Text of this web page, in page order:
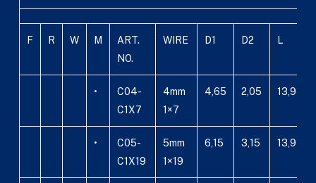
F R W M
ART.
NO.
WIRE D1 D2 L
•
C04-
C1X7
4mm
1×7
4,65 2,05 13,9
•
C05-
C1X19
5mm
1×19
6,15 3,15 13,9